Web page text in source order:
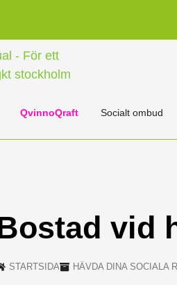
QvinnoQraft Socialt ombud
vid
STARTSIDA HÄVDA DINA SOCIALA